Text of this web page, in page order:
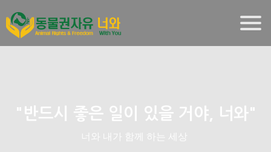
"반드시 좋은 일이 있을 거야, 너와"
너와 내가 함께 하는 세상